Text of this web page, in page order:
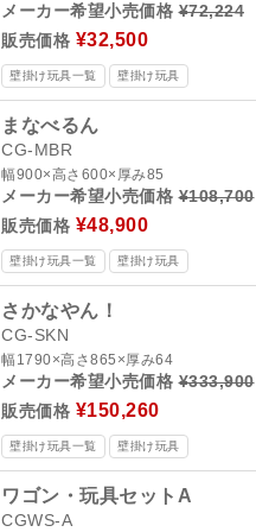
メーカー希望小売価格¥72,224
販売価格 ¥32,500
壁掛け玩具一覧 壁掛け玩具
まなべるん
CG-MBR
幅900×高さ600×厚み85
メーカー希望小売価格¥108,700
販売価格 ¥48,900
壁掛け玩具一覧 壁掛け玩具
さかなやん！
CG-SKN
幅1790×高さ865×厚み64
メーカー希望小売価格¥333,900
販売価格 ¥150,260
壁掛け玩具一覧 壁掛け玩具
ワゴン・玩具セットA
CGWS-A